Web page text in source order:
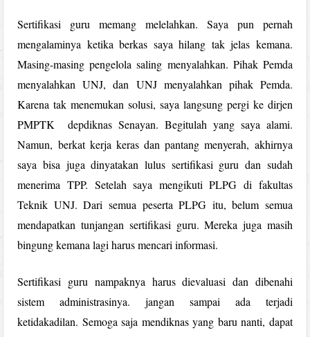
Sertifikasi guru memang melelahkan. Saya pun pernah
mengalaminya ketika berkas saya hilang tak jelas kemana.
Masing-masing pengelola saling menyalahkan. Pihak Pemda
menyalahkan UNJ, dan UNJ menyalahkan pihak Pemda.
Karena tak menemukan solusi, saya langsung pergi ke dirjen
PMPTK depdiknas Senayan. Begitulah yang saya alami.
Namun, berkat kerja keras dan pantang menyerah, akhirnya
saya bisa juga dinyatakan lulus sertifikasi guru dan sudah
menerima TPP. Setelah saya mengikuti PLPG di fakultas
Teknik UNJ. Dari semua peserta PLPG itu, belum semua
mendapatkan tunjangan sertifikasi guru. Mereka juga masih
bingung kemana lagi harus mencari informasi.
Sertifikasi guru nampaknya harus dievaluasi dan dibenahi
sistem administrasinya. jangan sampai ada terjadi
ketidakadilan. Semoga saja mendiknas yang baru nanti, dapat